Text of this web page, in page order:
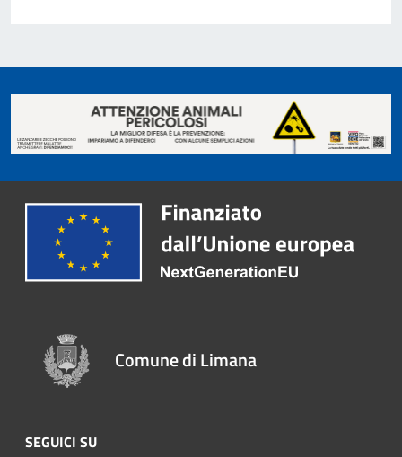
Comune di Limana
SEGUICI SU